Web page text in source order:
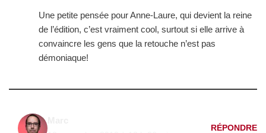
Une petite pensée pour Anne-Laure, qui devient la reine
de l’édition, c’est vraiment cool, surtout si elle arrive à
convaincre les gens que la retouche n’est pas
démoniaque!
RÉPONDRE